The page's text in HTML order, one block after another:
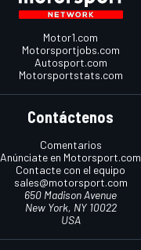
Motor1.com
Motorsportjobs.com
Autosport.com
Motorsportstats.com
Contáctenos
Comentarios
Anúnciate en Motorsport.com
Contacte con el equipo
sales@motorsport.com
650 Madison Avenue
New York, NY 10022
USA